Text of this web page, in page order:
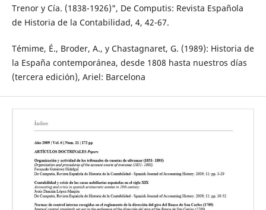
Trenor y Cía. (1838-1926)", De Computis: Revista Española
de Historia de la Contabilidad, 4, 42-67.
Témime, É., Broder, A., y Chastagnaret, G. (1989): Historia de
la España contemporánea, desde 1808 hasta nuestros días
(tercera edición), Ariel: Barcelona